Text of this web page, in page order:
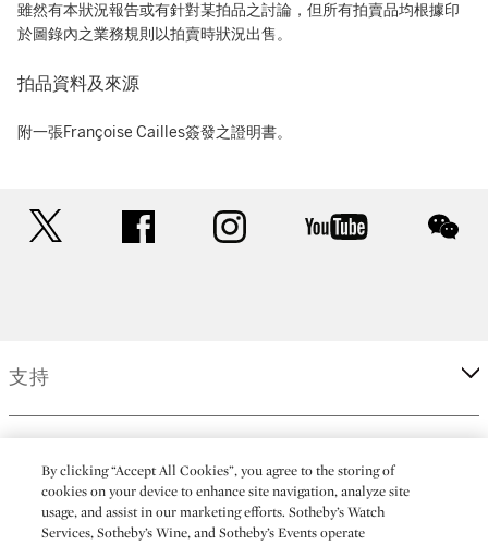
雖然有本狀況報告或有針對某拍品之討論，但所有拍賣品均根據印
於圖錄內之業務規則以拍賣時狀況出售。
拍品資料及來源
附一張Françoise Cailles簽發之證明書。
facebook instagram youtube
支持
更多
By clicking “Accept All Cookies”, you agree to the storing of
cookies on your device to enhance site navigation, analyze site
usage, and assist in our marketing efforts. Sotheby’s Watch
Services, Sotheby’s Wine, and Sotheby’s Events operate